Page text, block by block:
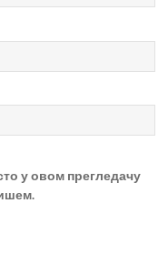
у овом прегледачу